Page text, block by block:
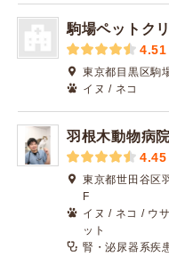
駒場ペットク
4.51
東京都目黒区駒
イヌ / ネコ
羽根木動物病
4.45
東京都世田谷区
F
イヌ / ネコ / ウ
ット
腎・泌尿器系疾